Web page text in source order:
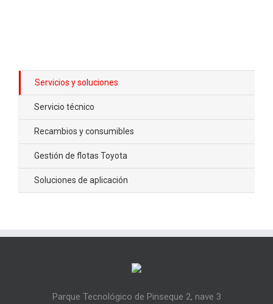
Servicios y soluciones
Servicio técnico
Recambios y consumibles
Gestión de flotas Toyota
Soluciones de aplicación
Parque Tecnológico de Pinseque 2, nave 3